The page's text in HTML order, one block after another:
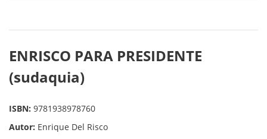
ENRISCO PARA PRESIDENTE
(sudaquia)
ISBN: 9781938978760
Autor: Enrique Del Risco